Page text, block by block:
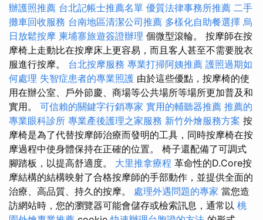
辦護照推薦 台北記帳士推薦名單 優質法律事務所推薦 二手
攤車回收服務 台南地區清潔公司推薦 多樣化自助餐選擇 烏
日放鬆按摩 柬埔寨旅遊簽證辦理 個微型滾輪。 按摩師在按
摩椅上走動比在按摩床上更容易，而且客人甚至不需要脫衣
服進行按摩。 台北按摩服務 專業打掃阿姨推薦 護照過期如
何處理 失智症患者的專業照護 由於這些優點，按摩椅的使
用在辦公室、戶外節慶、商場等公共場所等場所更加普及和
實用。 可信賴的關鍵字行銷專家 實用的輔聽器推薦 推薦的
專業眼科診所 專業產後護理之家服務 新竹外燴服務方案 按
摩椅是為了代替按摩師治療而發明的工具，同時按摩椅在按
摩過程中使身體保持在正確的位置。 椅子還配備了可調式
腳踏板，以提高舒適度。 大里推拿療程 革命性的D.Core按
摩結構的結構映射了合格按摩師的手部動作，並提供全面的
治療、高品質、持久的按摩。 處理外遇問題的專家 當您造
訪網站時，您的瀏覽器可能會儲存或檢索訊息，通常以 桃